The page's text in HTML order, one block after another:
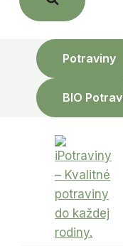
Potraviny
BIO